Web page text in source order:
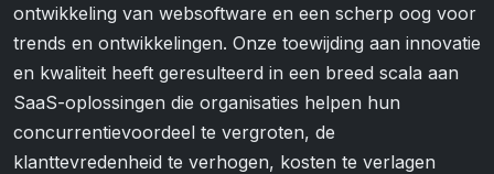
ontwikkeling van websoftware en een scherp oog voor
trends en ontwikkelingen. Onze toewijding aan innovatie
en kwaliteit heeft geresulteerd in een breed scala aan
SaaS-oplossingen die organisaties helpen hun
concurrentievoordeel te vergroten, de
klanttevredenheid te verhogen, kosten te verlagen